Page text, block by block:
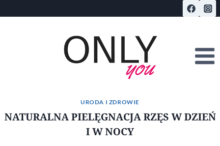
do
URODA I ZDROWIE
NATURALNA PIELĘGNACJA RZĘS W DZIEŃ
I W NOCY